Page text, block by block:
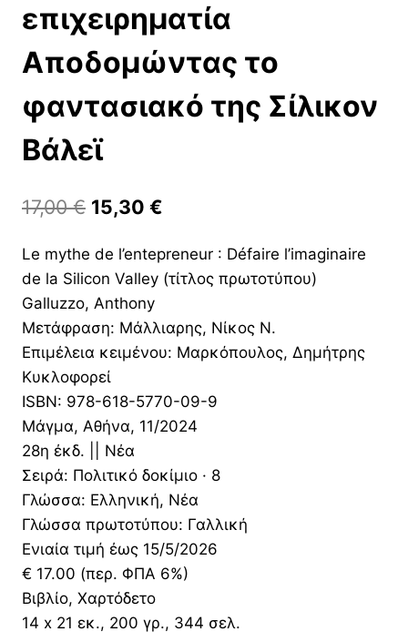
επιχειρηματία
Αποδομώντας το
φαντασιακό της Σίλικον
Βάλεϊ
17,00€ Original
was:
17,00 €.
15,30 €
τιμή
15,30 €.
Le mythe de l’entepreneur : Défaire l’imaginaire
de la Silicon Valley (τίτλος πρωτοτύπου)
Galluzzo, Anthony
Μετάφραση: Μάλλιαρης, Νίκος Ν.
Επιμέλεια κειμένου: Μαρκόπουλος, Δημήτρης
Κυκλοφορεί
ISBN: 978-618-5770-09-9
Μάγμα, Αθήνα, 11/2024
28η έκδ. || Νέα
Σειρά: Πολιτικό δοκίμιο · 8
Γλώσσα: Ελληνική, Νέα
Γλώσσα πρωτοτύπου: Γαλλική
Ενιαία τιμή έως 15/5/2026
€ 17.00 (περ. ΦΠΑ 6%)
Βιβλίο, Χαρτόδετο
14 x 21 εκ., 200 γρ., 344 σελ.